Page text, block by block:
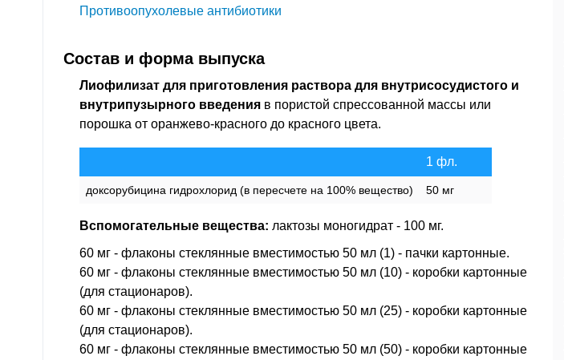
Противоопухолевые антибиотики
Состав и форма выпуска
Лиофилизат для приготовления раствора для внутрисосудистого и
внутрипузырного введения в пористой спрессованной массы или
порошка от оранжево-красного до красного цвета.
1 фл.
доксорубицина гидрохлорид (в пересчете на 100% вещество) 50 мг
Вспомогательные вещества: лактозы моногидрат - 100 мг.
60 мг - флаконы стеклянные вместимостью 50 мл (1) - пачки картонные.
60 мг - флаконы стеклянные вместимостью 50 мл (10) - коробки картонные
(для стационаров).
60 мг - флаконы стеклянные вместимостью 50 мл (25) - коробки картонные
(для стационаров).
60 мг - флаконы стеклянные вместимостью 50 мл (50) - коробки картонные